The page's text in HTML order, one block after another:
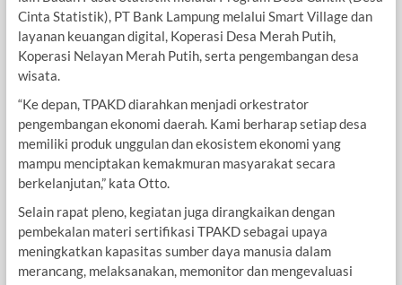
Cinta Statistik), PT Bank Lampung melalui Smart Village dan
layanan keuangan digital, Koperasi Desa Merah Putih,
Koperasi Nelayan Merah Putih, serta pengembangan desa
wisata.
“Ke depan, TPAKD diarahkan menjadi orkestrator
pengembangan ekonomi daerah. Kami berharap setiap desa
memiliki produk unggulan dan ekosistem ekonomi yang
mampu menciptakan kemakmuran masyarakat secara
berkelanjutan,” kata Otto.
Selain rapat pleno, kegiatan juga dirangkaikan dengan
pembekalan materi sertifikasi TPAKD sebagai upaya
meningkatkan kapasitas sumber daya manusia dalam
merancang, melaksanakan, memonitor dan mengevaluasi